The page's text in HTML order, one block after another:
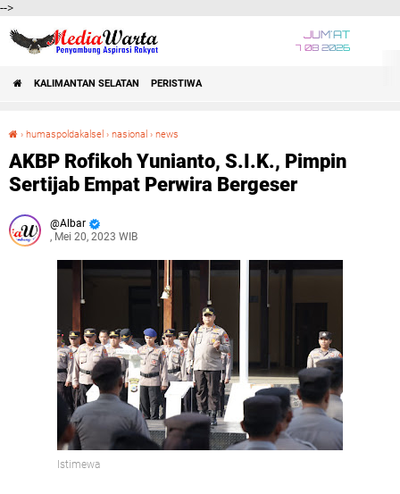
-->
JUM'AT
7 08 2026
KALIMANTAN SELATAN PERISTIWA
› humaspoldakalsel › nasional › news
AKBP Rofikoh Yunianto, S.I.K., Pimpin
Sertijab Empat Perwira Bergeser
Albar
, Mei 20, 2023 WIB
Istimewa